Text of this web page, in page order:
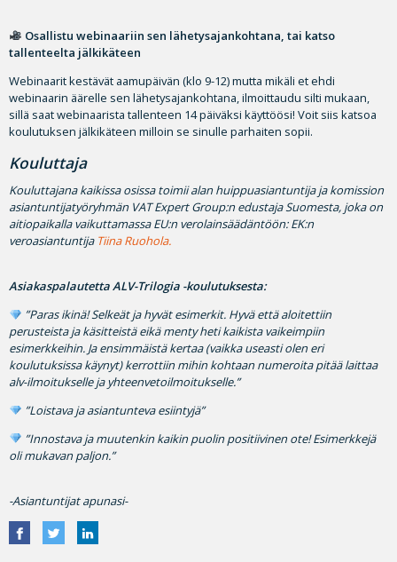
Osallistu webinaariin sen lähetysajankohtana, tai katso
tallenteelta jälkikäteen
Webinaarit kestävät aamupäivän (klo 9-12) mutta mikäli et ehdi
webinaarin äärelle sen lähetysajankohtana, ilmoittaudu silti mukaan,
sillä saat webinaarista tallenteen 14 päiväksi käyttöösi! Voit siis katsoa
koulutuksen jälkikäteen milloin se sinulle parhaiten sopii.
Kouluttaja
Kouluttajana kaikissa osissa toimii alan huippuasiantuntija ja komission
asiantuntijatyöryhmän VAT Expert Group:n edustaja Suomesta, joka on
aitiopaikalla vaikuttamassa EU:n verolainsäädäntöön: EK:n
veroasiantuntija Tiina Ruohola.
Asiakaspalautetta ALV-Trilogia -koulutuksesta:
”Paras ikinä! Selkeät ja hyvät esimerkit. Hyvä että aloitettiin
perusteista ja käsitteistä eikä menty heti kaikista vaikeimpiin
esimerkkeihin. Ja ensimmäistä kertaa (vaikka useasti olen eri
koulutuksissa käynyt) kerrottiin mihin kohtaan numeroita pitää laittaa
alv-ilmoitukselle ja yhteenvetoilmoitukselle.”
”Loistava ja asiantunteva esiintyjä”
”Innostava ja muutenkin kaikin puolin positiivinen ote! Esimerkkejä
oli mukavan paljon.”
-Asiantuntijat apunasi-